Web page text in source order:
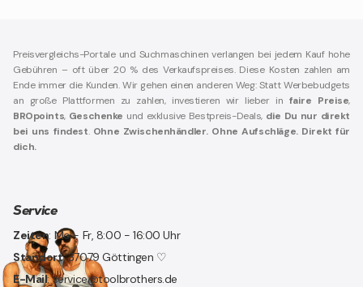
Preisvergleichs-Portale und Suchmaschinen verlangen bei jedem Kauf hohe
Gebühren – oft über 20 % des Verkaufspreises. Diese Kosten zahlen am
Ende immer die Kunden. Wir gehen einen anderen Weg: Statt Werbebudgets
an große Plattformen zu zahlen, investieren wir lieber in faire Preise,
BROpoints, Geschenke und exklusive Bestpreis-Deals, die Du nur direkt
bei uns findest. Ohne Zwischenhändler. Ohne Aufschläge. Direkt für
dich.
Service
Zeiten: Mo - Fr, 8:00 - 16:00 Uhr
Standort: 37079 Göttingen ♡
E-Mail: service@toolbrothers.de